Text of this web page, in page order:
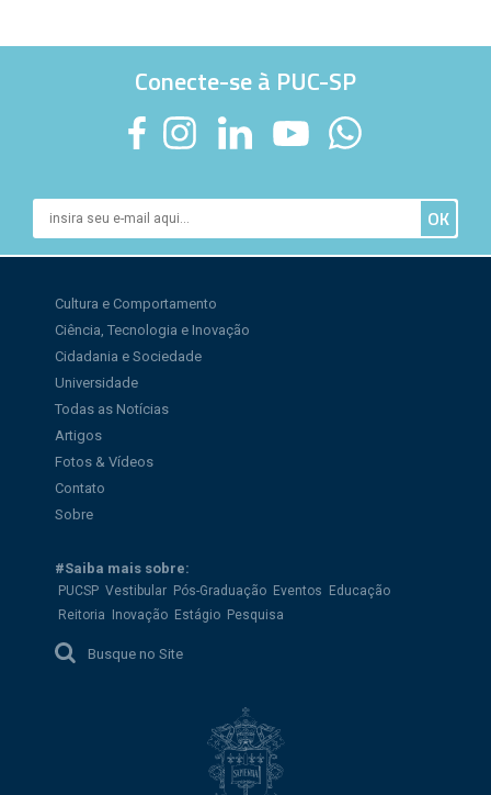
Conecte-se à PUC-SP
Cultura e Comportamento
Ciência, Tecnologia e Inovação
Cidadania e Sociedade
Universidade
Todas as Notícias
Artigos
Fotos & Vídeos
Contato
Sobre
#Saiba mais sobre:
PUCSP Vestibular Pós-Graduação Eventos
Educação
Reitoria
Inovação Estágio Pesquisa
Busque no Site